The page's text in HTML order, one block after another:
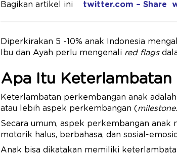
Bagikan artikel ini twitter.com – Share
Diperkirakan 5 -10% anak Indonesia
Ibu dan Ayah perlu mengenali red flags
Apa Itu
Keterlambatan perkembangan anak
atau lebih aspek perkembangan (
Secara umum, aspek perkembangan
motorik halus, berbahasa, dan sosial-
Anak bisa dikatakan memiliki